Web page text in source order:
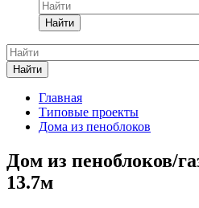
Найти
Найти
Главная
Типовые проекты
Дома из пеноблоков
Дом из пеноблоков/
13.7м